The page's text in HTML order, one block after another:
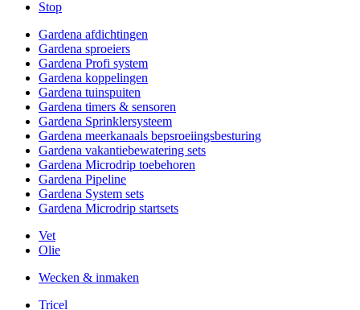
Stop
Gardena afdichtingen
Gardena sproeiers
Gardena Profi system
Gardena koppelingen
Gardena tuinspuiten
Gardena timers & sensoren
Gardena Sprinklersysteem
Gardena meerkanaals bepsroeiingsbesturing
Gardena vakantiebewatering sets
Gardena Microdrip toebehoren
Gardena Pipeline
Gardena System sets
Gardena Microdrip startsets
Vet
Olie
Wecken & inmaken
Tricel